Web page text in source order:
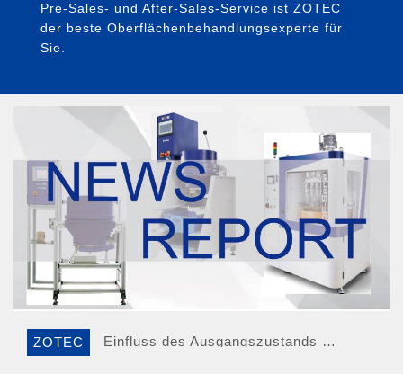
Pre-Sales- und After-Sales-Service ist ZOTEC
der beste Oberflächenbehandlungsexperte für
Sie.
ZOTEC Einfluss des Ausgangszustands von Zahnrädern auf die Auswahl des Bearbeitungsprozesses